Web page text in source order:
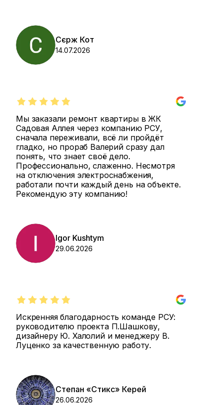
Сєрж Кот
14.07.2026
Мы заказали ремонт квартиры в ЖК
Садовая Аллея через компанию РСУ,
сначала переживали, всё ли пройдёт
гладко, но прораб Валерий сразу дал
понять, что знает своё дело.
Профессионально, слаженно. Несмотря
на отключения электроснабжения,
работали почти каждый день на объекте.
Рекомендую эту компанию!
Igor Kushtym
29.06.2026
Искренняя благодарность команде РСУ:
руководителю проекта П.Шашкову,
дизайнеру Ю. Халолий и менеджеру В.
Луценко за качественную работу.
Степан «Стикс» Керей
26.06.2026